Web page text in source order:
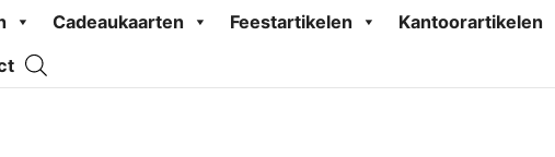
Cadeaukaarten Feestartikelen Kantoorartikelen